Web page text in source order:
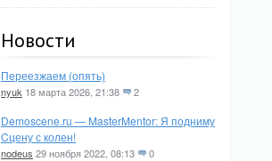
Новости
Переезжаем (опять)
nyuk 18 марта 2026, 21:38 2
Demoscene.ru — MasterMentor: Я подниму
Cцену с колен!
nodeus 29 ноября 2022, 08:13 0